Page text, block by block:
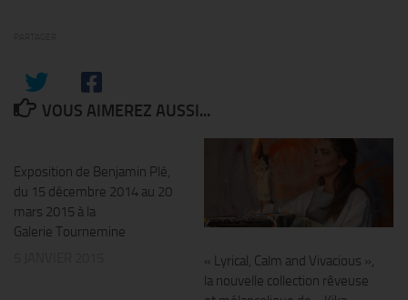
VOUS AIMEREZ AUSSI...
Exposition de Benjamin Plé,
du 15 décembre 2014 au 20
mars 2015 à la
Galerie Tournemine
« Lyrical, Calm and Vivacious »,
la nouvelle collection rêveuse